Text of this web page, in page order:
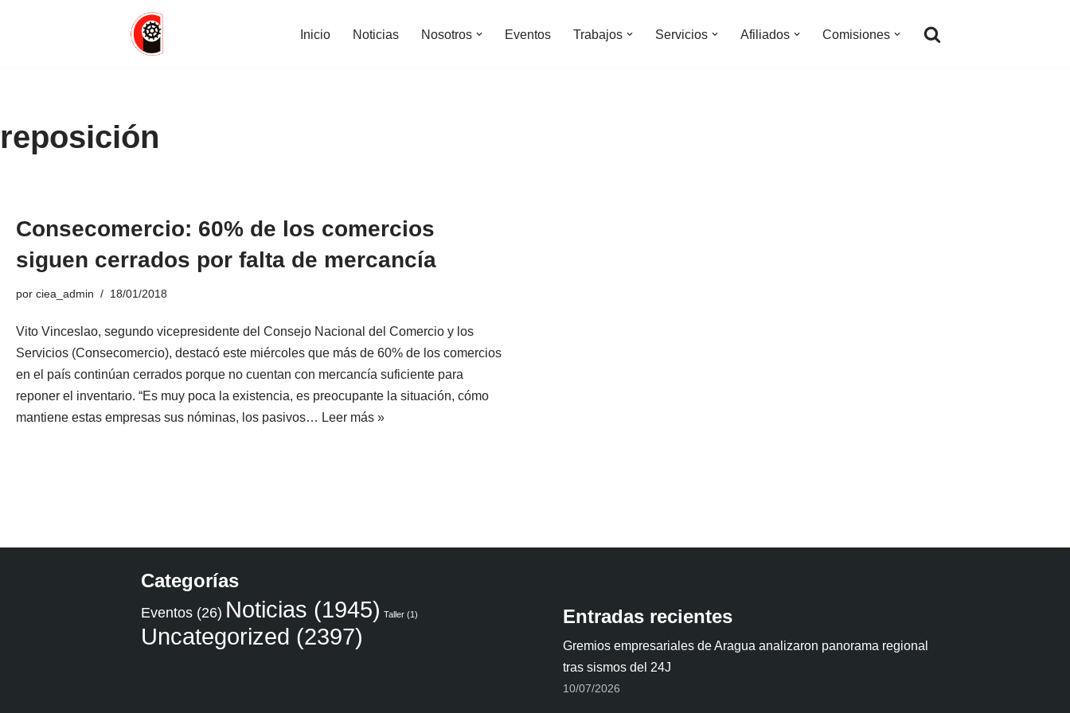
Inicio Noticias Nosotros Eventos Trabajos Servicios Afiliados Comisiones
reposición
Consecomercio: 60% de los comercios
siguen cerrados por falta de mercancía
por ciea_admin 18/01/2018
Vito Vinceslao, segundo vicepresidente del Consejo Nacional del Comercio y los
Servicios (Consecomercio), destacó este miércoles que más de 60% de los comercios
en el país continúan cerrados porque no cuentan con mercancía suficiente para
reponer el inventario. “Es muy poca la existencia, es preocupante la situación, cómo
mantiene estas empresas sus nóminas, los pasivos… Leer más »
Categorías
Eventos (26) Noticias (1945) Taller (1)
Uncategorized (2397)
Entradas recientes
Gremios empresariales de Aragua analizaron panorama regional
tras sismos del 24J
10/07/2026